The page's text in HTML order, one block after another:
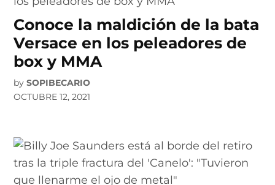
Conoce la maldición de la bata
Versace en los peleadores de
box y MMA
by SOPIBECARIO
OCTUBRE 12, 2021